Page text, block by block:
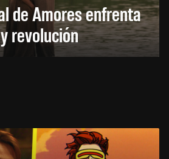
de Amores enfrenta
revolución